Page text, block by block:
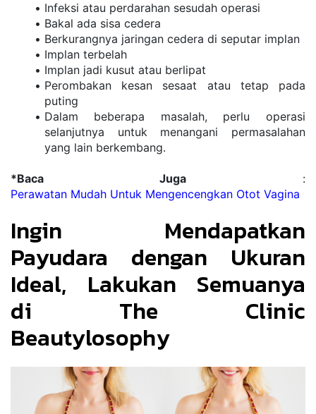
Infeksi atau perdarahan sesudah operasi
Bakal ada sisa cedera
Berkurangnya jaringan cedera di seputar implan
Implan terbelah
Implan jadi kusut atau berlipat
Perombakan kesan sesaat atau tetap pada
puting
Dalam beberapa masalah, perlu operasi
selanjutnya untuk menangani permasalahan
yang lain berkembang.
*Baca Juga :
Perawatan Mudah Untuk Mengencengkan Otot Vagina
Ingin Mendapatkan
Payudara dengan Ukuran
Ideal, Lakukan Semuanya
di The Clinic
Beautylosophy